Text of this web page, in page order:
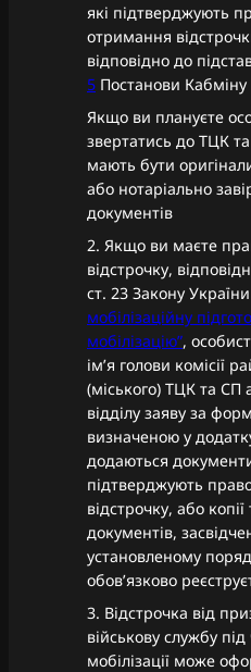
які підтверджують
отримання
відповідно до
5 Постанови
Якщо ви плануєте
звертатись до ТЦК
мають бути
або нотаріально
документів
2. Якщо ви маєте
відстрочку,
ст. 23 Закону України
мобілізаційну
мобілізацію”,
ім’я голови комісії
(міського) ТЦК та СП
відділу заяву за
визначеною у
додаються
підтверджують
відстрочку, або копії
документів,
установленому
обов’язково
3. Відстрочка від
військову службу під
мобілізації може